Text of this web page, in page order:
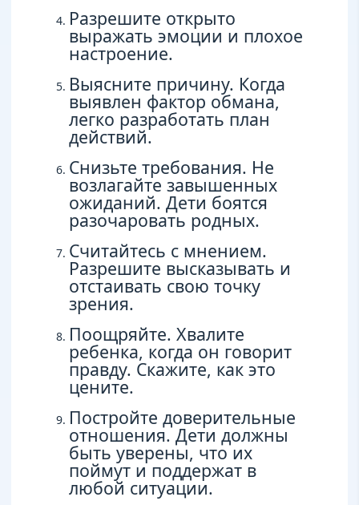
Разрешите открыто
выражать эмоции и плохое
настроение.
Выясните причину. Когда
выявлен фактор обмана,
легко разработать план
действий.
Снизьте требования. Не
возлагайте завышенных
ожиданий. Дети боятся
разочаровать родных.
Считайтесь с мнением.
Разрешите высказывать и
отстаивать свою точку
зрения.
Поощряйте. Хвалите
ребенка, когда он говорит
правду. Скажите, как это
цените.
Постройте доверительные
отношения. Дети должны
быть уверены, что их
поймут и поддержат в
любой ситуации.